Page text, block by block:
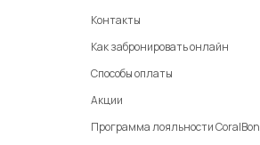
Контакты
Как забронировать онлайн
Способы оплаты
Акции
Программа лояльности